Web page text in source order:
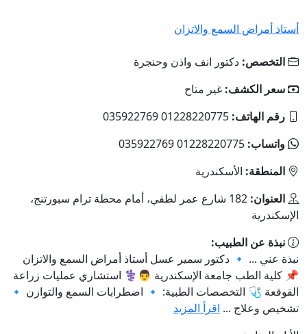
أستاذ أمراض السمع والاتزان
التخصص: دكتور انف واذن وحنجرة
سعر الكشف: غير متاح
رقم الهاتف: 01228220775 035922769
واتساب: 01228220775 035922769
المنطقة: الأسكندرية
العنوان:
182 شارع عمر لطفي، أمام محطة ترام سبورتنج،
الإسكندرية
نبذة عن الطبيب:
نبذة عني ... 🔹 دكتور سمير عسل أستاذ أمراض السمع والاتزان
📌 كلية الطب جامعة الإسكندرية 👨⚕️ استشاري عمليات زراعة
القوقعة 🩺 التخصصات الطبية: 🔹 اضطرابات السمع والتوازن 🔹
تشخيص وعلاج ... اقرأ المزيد